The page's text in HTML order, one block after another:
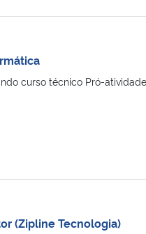
curso técnico Pró-
(Zipline Tecnologia)